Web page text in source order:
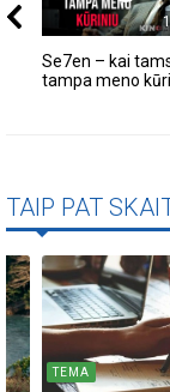
Se7en – kai
tampa meno
TAIP PAT
TEMA